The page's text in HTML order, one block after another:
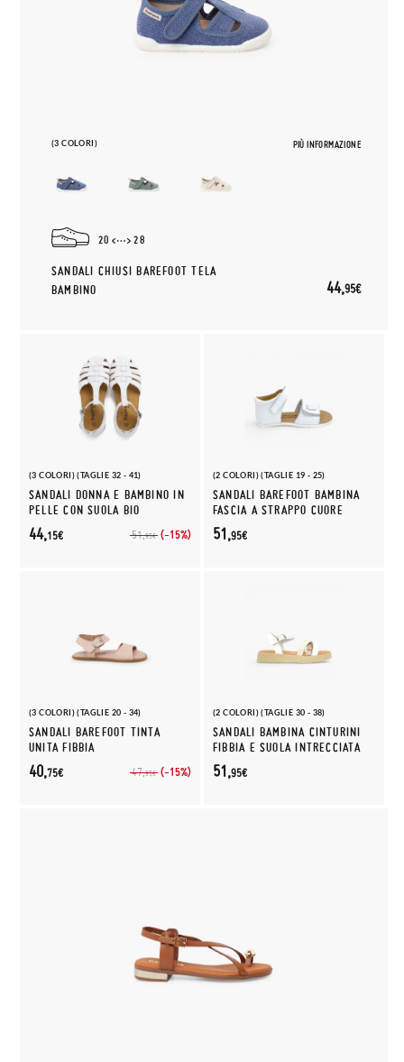
(3 COLORI) PIÙ INFORMAZIONE
20 28
SANDALI CHIUSI BAREFOOT TELA
BAMBINO
44,95€
(3 COLORI) (TAGLIE 32 - 41)
SANDALI DONNA E BAMBINO IN
PELLE CON SUOLA BIO
51,95€ (-15%)
44,15€
(2 COLORI) (TAGLIE 19 - 25)
SANDALI BAREFOOT BAMBINA
FASCIA A STRAPPO CUORE
51,95€
(3 COLORI) (TAGLIE 20 - 34)
SANDALI BAREFOOT TINTA
UNITA FIBBIA
47,95€ (-15%)
40,75€
(2 COLORI) (TAGLIE 30 - 38)
SANDALI BAMBINA CINTURINI
FIBBIA E SUOLA INTRECCIATA
51,95€